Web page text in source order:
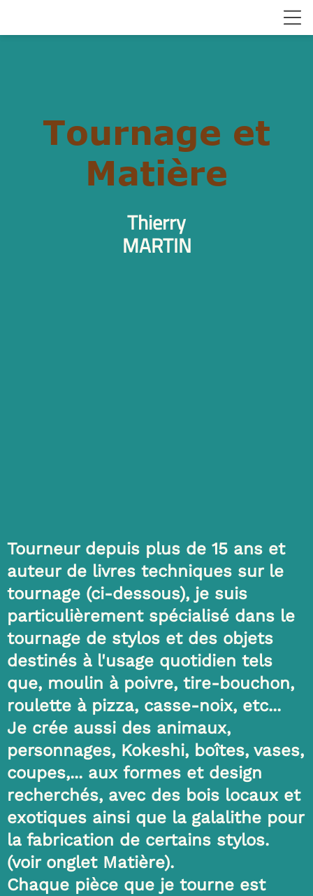
Tournage et
Matière
Thierry
MARTIN
Tourneur depuis plus de 15 ans et
auteur de livres techniques sur le
tournage (ci-dessous), je suis
particulièrement spécialisé dans le
tournage de stylos et des objets
destinés à l'usage quotidien tels
que, moulin à poivre, tire-bouchon,
roulette à pizza, casse-noix, etc...
Je crée aussi des animaux,
personnages, Kokeshi, boîtes, vases,
coupes,... aux formes et design
recherchés, avec des bois locaux et
exotiques ainsi que la galalithe pour
la fabrication de certains stylos.
(voir onglet Matière).
Chaque pièce que je tourne est